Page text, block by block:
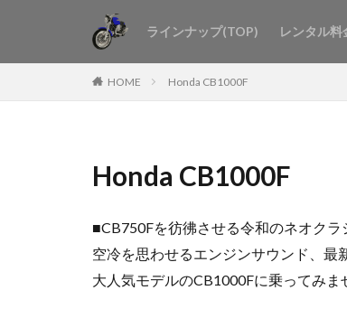
ラインナップ(TOP) レンタル料
HOME Honda CB1000F
Honda CB1000F
■CB750Fを彷彿させる令和のネオク
空冷を思わせるエンジンサウンド、最
大人気モデルのCB1000Fに乗ってみま